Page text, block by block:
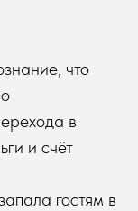
что
в
и счёт
гостям в